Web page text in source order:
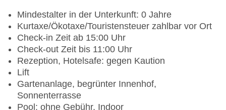
Mindestalter in der Unterkunft: 0 Jahre
Kurtaxe/Ökotaxe/Touristensteuer zahlbar vor Ort
Check-in Zeit ab 15:00 Uhr
Check-out Zeit bis 11:00 Uhr
Rezeption, Hotelsafe: gegen Kaution
Lift
Gartenanlage, begrünter Innenhof,
Sonnenterrasse
Pool: ohne Gebühr, Indoor